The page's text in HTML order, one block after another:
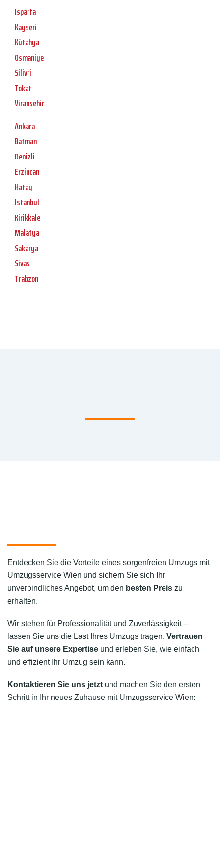
Isparta
Kayseri
Kütahya
Osmaniye
Silivri
Tokat
Viransehir
Ankara
Batman
Denizli
Erzincan
Hatay
Istanbul
Kirikkale
Malatya
Sakarya
Sivas
Trabzon
Entdecken Sie die Vorteile eines sorgenfreien Umzugs mit
Umzugsservice Wien und sichern Sie sich Ihr
unverbindliches Angebot, um den besten Preis zu
erhalten.
Wir stehen für Professionalität und Zuverlässigkeit –
lassen Sie uns die Last Ihres Umzugs tragen. Vertrauen
Sie auf unsere Expertise und erleben Sie, wie einfach
und effizient Ihr Umzug sein kann.
Kontaktieren Sie uns jetzt und machen Sie den ersten
Schritt in Ihr neues Zuhause mit Umzugsservice Wien: